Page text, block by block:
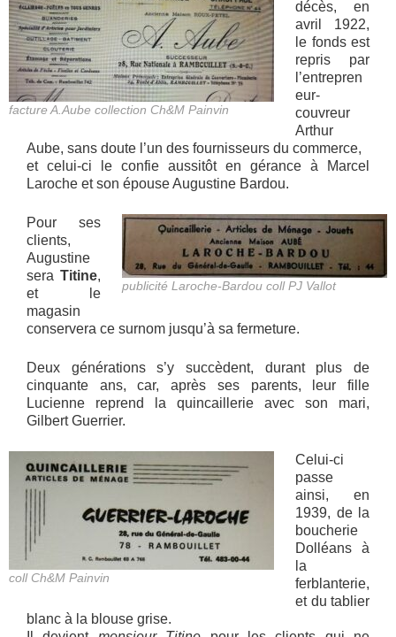
facture A.Aube collection Ch&M Painvin
décès, en
avril 1922,
le fonds est
repris par
l’entrepren
eur-
couvreur
Arthur
Aube, sans doute l’un des fournisseurs du commerce,
et celui-ci le confie aussitôt en gérance à Marcel
Laroche et son épouse Augustine Bardou.
publicité Laroche-Bardou coll PJ Vallot
Pour ses
clients,
Augustine
sera Titine,
et le
magasin
conservera ce surnom jusqu’à sa fermeture.
Deux générations s’y succèdent, durant plus de
cinquante ans, car, après ses parents, leur fille
Lucienne reprend la quincaillerie avec son mari,
Gilbert Guerrier.
coll Ch&M Painvin
Celui-ci
passe
ainsi, en
1939, de la
boucherie
Dolléans à
la
ferblanterie,
et du tablier
blanc à la blouse grise.